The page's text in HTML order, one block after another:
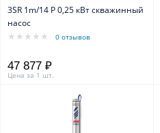
3SR 1m/14 P 0,25 кВт скважинный
насос
0 отзывов
47 877 ₽
Цена за 1 шт.